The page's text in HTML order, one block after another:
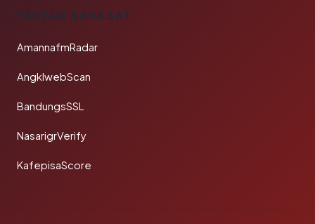
TAUTAN SAHABAT
AmannafmRadar
AngklwebScan
BandungsSSL
NasarigrVerify
KafepisaScore